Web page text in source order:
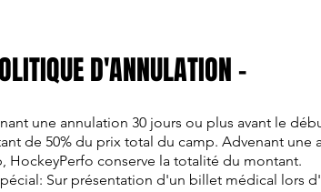
D'ANNULATION -
une annulation 30 jours ou plus avant le
de 50% du prix total du camp. Advenant une
HockeyPerfo conserve la totalité du montant.
Sur présentation d'un billet médical lors